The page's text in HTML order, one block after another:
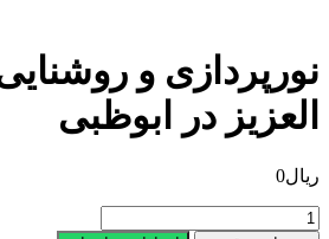
و
در ابوظبی
0